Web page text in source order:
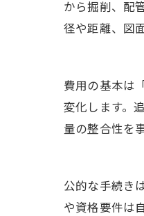
から掘削、配
径や距離、図
費用の基本は
変化します。
量の整合性を
公的な手続き
や資格要件は